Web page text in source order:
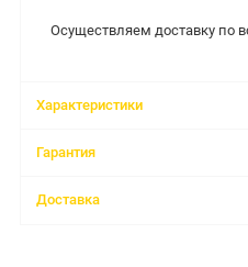
Осуществляем доставку по
Характеристики
Гарантия
Доставка